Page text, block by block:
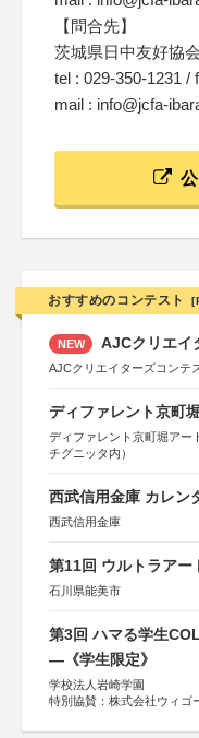
【問合先】
茨城県日中友好協
tel : 029-350-1231 /
mail : info@jcfa-
おすすめのコンテスト
NEW AJCクリエイ
AJCクリエイターズコンテ
ディファレント京町
ディファレント京町堀アー
チグニッタ内）
西武信用金庫 カレン
西武信用金庫
第11回 ウルトラアー
石川県能美市
第3回 ハマる学生
―《学生限定》
学校法人岩崎学園
特別協賛：株式会社ウィゴ